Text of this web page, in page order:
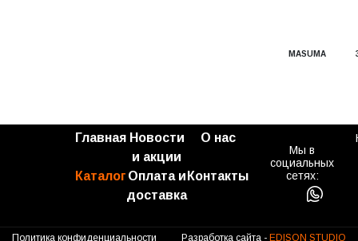
MASUMA
Главная
Каталог
Новости
и акции
Оплата и
доставка
О нас
Контакты
Мы в
социальных
сетях:
Политика конфиденциальности Разработка сайта - EDISON STUDIO